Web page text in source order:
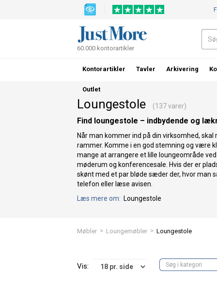
Loungestole (137 varer)
Find loungestole – indbydende og
Når man kommer ind på din virksomhed,
rammer. Komme i en god stemning og være
mange at arrangere et lille loungeområde
møderum og konferencesale. Hvis der er
skønt med et par bløde sæder der, hvor man
telefon eller læse avisen.
Læs mere om: Loungestole
Møbler > Loungemøbler > Loungestole
Vis:
60.000 kontorartikler
Kontorartikler Tavler Arkivering
Outlet